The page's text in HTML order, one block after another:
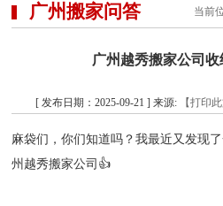
广州搬家问答 当前
广州越秀搬家公司
[ 发布日期：2025-09-21 ] 来源: 【打印此
麻袋们，你们知道吗？我最近又发现
州越秀搬家公司👍